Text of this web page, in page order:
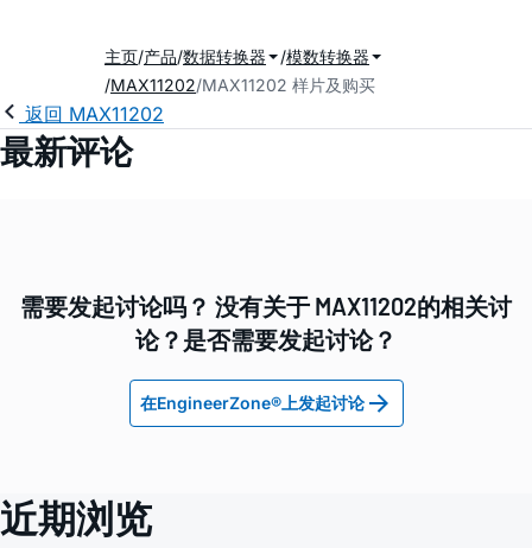
主页 产品 数据转换器
模数转换器
MAX11202 MAX11202 样片及购买
返回 MAX11202
最新评论
需要发起讨论吗？ 没有关于 MAX11202的相关讨
论？是否需要发起讨论？
在EngineerZone®上发起讨论
近期浏览